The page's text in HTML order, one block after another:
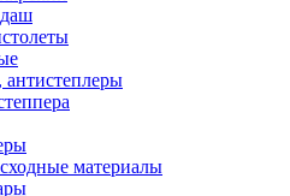
материалы